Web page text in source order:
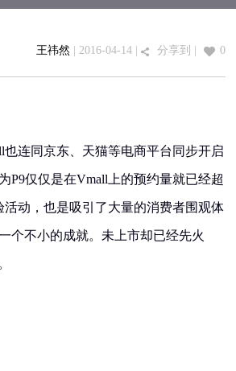
王祎然 | 2016-04-14 | 分享到 0
连同京东、天猫等电商平台同步开启
P9仅仅是在Vmall上的预约量就已经超
动，也是吸引了大量的消费者围观体
个不小的成就。未上市却已经先火